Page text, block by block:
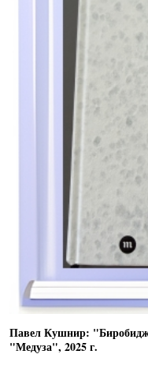
Павел Кушнир:
"Медуза", 2025 г.